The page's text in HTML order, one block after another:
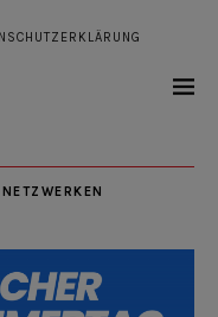
NETZWERKEN